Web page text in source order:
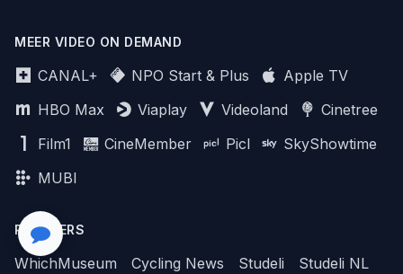
MEER VIDEO ON DEMAND
CANAL+ NPO Start & Plus
Apple TV
HBO Max
Viaplay Videoland
Cinetree
Film1
CineMember Picl
SkyShowtime
MUBI
PARTNERS
WhichMuseum Cycling News Studeli Studeli NL